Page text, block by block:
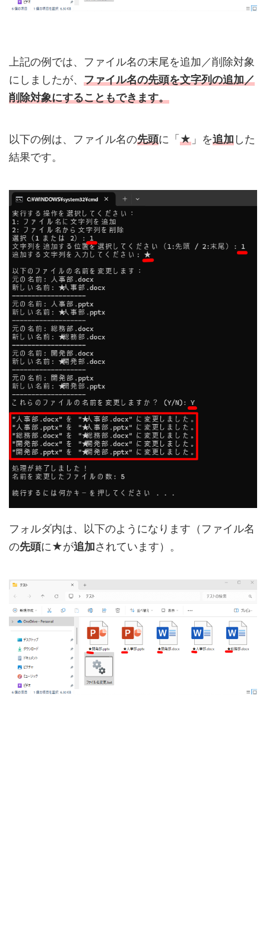
上記の例では、ファイル名の末尾を追加／削除対象
にしましたが、 ファイル名の先頭を文字列の追加／
削除対象にすることもできます。
以下の例は、ファイル名の先頭に「 ★ 」を追加した
結果です。
フォルダ内は、以下のようになります（ファイル名
の先頭に★が追加されています）。